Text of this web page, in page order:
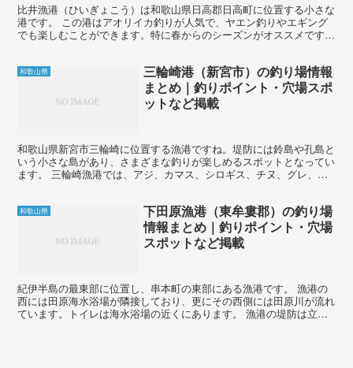
比井漁港（ひいぎょこう）は和歌山県日高郡日高町に位置する小さな
港です。 この港はアオリイカ釣りが人気で、ヤエン釣りやエギング
でも楽しむことができます。特に春からのシーズンがオススメです。
和歌山県
三輪崎港（新宮市）の釣り場情報
まとめ｜釣りポイント・穴場スポ
ットなど掲載
和歌山県新宮市三輪崎に位置する漁港ですね。堤防には鈴島や孔島と
いう小さな島があり、さまざまな釣りが楽しめるスポットとなってい
ます。 三輪崎漁港では、アジ、カマス、シロギス、チヌ、グレ、コ
和歌山県
下田原漁港（東牟婁郡）の釣り場
情報まとめ｜釣りポイント・穴場
スポットなど掲載
紀伊半島の最東部に位置し、串本町の東部にある漁港です。 漁港の
西には田原海水浴場が隣接しており、更にその西側には田原川が流れ
ています。トイレは海水浴場の近くにあります。 漁港の堤防は立ち